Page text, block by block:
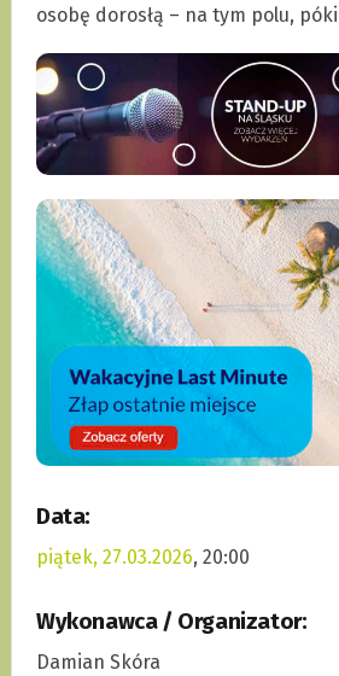
osobę dorosłą – na tym polu,
Data:
piątek, 27.03.2026, 20:00
Wykonawca / Organizator:
Damian Skóra